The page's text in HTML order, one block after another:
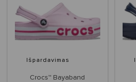
Išpardavimas
Crocs™ Bayaband